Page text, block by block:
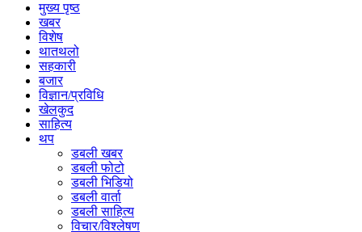
मुख्य पृष्ठ
खबर
विशेष
थातथलो
सहकारी
बजार
विज्ञान/प्रविधि
खेलकुद
साहित्य
थप
डबली खबर
डबली फोटो
डबली भिडियो
डबली वार्ता
डबली साहित्य
विचार/विश्‍लेषण